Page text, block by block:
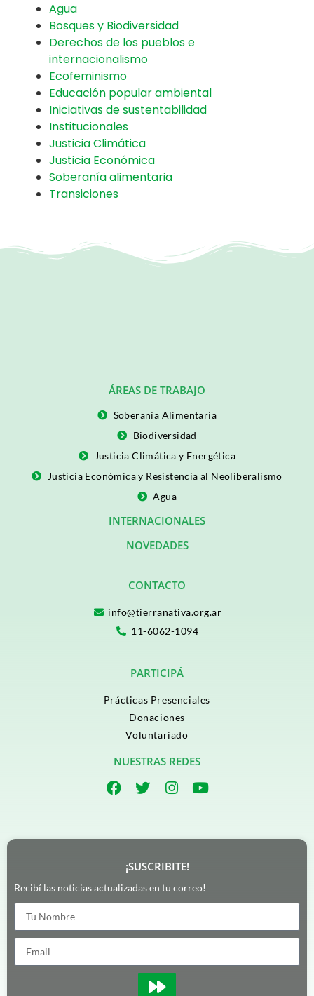
Agua
Bosques y Biodiversidad
Derechos de los pueblos e
internacionalismo
Ecofeminismo
Educación popular ambiental
Iniciativas de sustentabilidad
Institucionales
Justicia Climática
Justicia Económica
Soberanía alimentaria
Transiciones
ÁREAS DE TRABAJO
Soberanía Alimentaria
Biodiversidad
Justicia Climática y Energética
Justicia Económica y Resistencia al Neoliberalismo
Agua
INTERNACIONALES
NOVEDADES
CONTACTO
info@tierranativa.org.ar
11-6062-1094
PARTICIPÁ
Prácticas Presenciales
Donaciones
Voluntariado
NUESTRAS REDES
¡SUSCRIBITE!
Recibí las noticias actualizadas en tu correo!